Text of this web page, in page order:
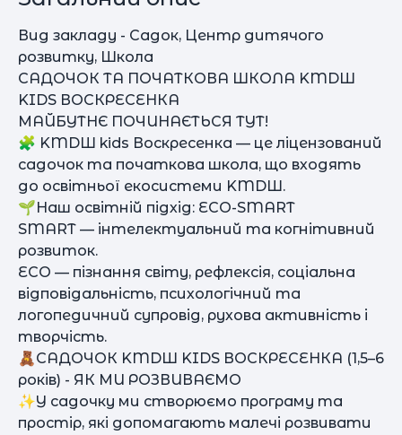
Вид закладу - Садок, Центр дитячого
розвитку, Школа
САДОЧОК ТА ПОЧАТКОВА ШКОЛА KMDШ
KIDS ВОСКРЕСЕНКА
МАЙБУТНЄ ПОЧИНАЄТЬСЯ ТУТ!
🧩 KMDШ kids Воскресенка — це ліцензований
садочок та початкова школа, що входять
до освітньої екосистеми KMDШ.
🌱Наш освітній підхід: ECO-SMART
SMART — інтелектуальний та когнітивний
розвиток.
ECO — пізнання світу, рефлексія, соціальна
відповідальність, психологічний та
логопедичний супровід, рухова активність і
творчість.
🧸САДОЧОК KMDШ KIDS ВОСКРЕСЕНКА (1,5–6
років) - ЯК МИ РОЗВИВАЄМО
✨У садочку ми створюємо програму та
простір, які допомагають малечі розвивати